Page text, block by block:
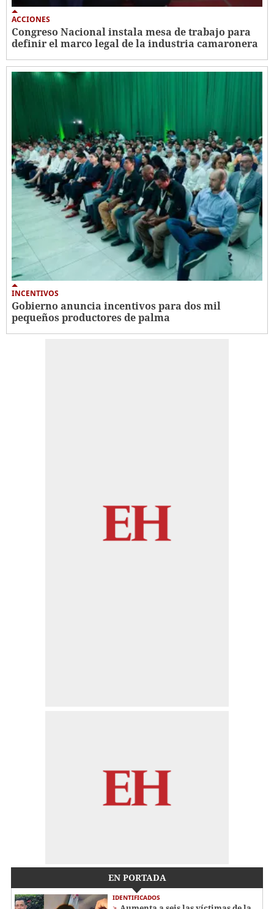
ACCIONES
Congreso Nacional instala mesa de trabajo para
definir el marco legal de la industria camaronera
INCENTIVOS
Gobierno anuncia incentivos para dos mil
pequeños productores de palma
EN PORTADA
IDENTIFICADOS